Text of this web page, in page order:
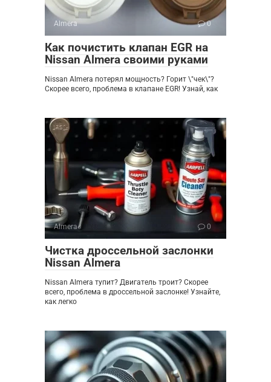
Almera 0
Как почистить клапан EGR на
Nissan Almera своими руками
Nissan Almera потерял мощность? Горит \"чек\"?
Скорее всего, проблема в клапане EGR! Узнай, как
Almera 0
Чистка дроссельной заслонки
Nissan Almera
Nissan Almera тупит? Двигатель троит? Скорее
всего, проблема в дроссельной заслонке! Узнайте,
как легко